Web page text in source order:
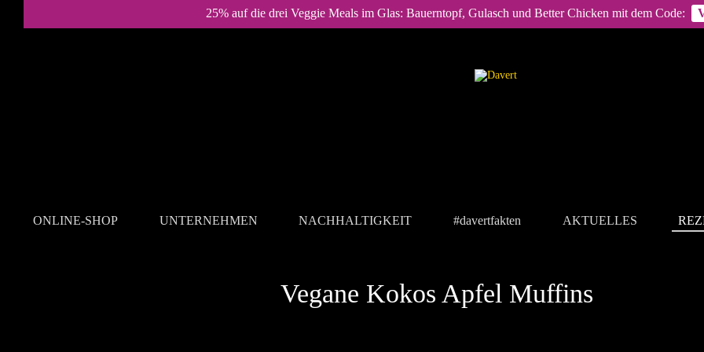
25% auf die drei Veggie Meals im Glas: Bauerntopf, Gulasch und Better Chicken mit dem Code:
ONLINE-SHOP UNTERNEHMEN NACHHALTIGKEIT #davertfakten AKTUELLES
Vegane Kokos Apfel Muffins